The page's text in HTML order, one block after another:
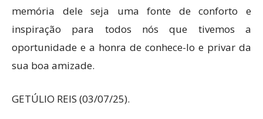
memória dele seja uma fonte de conforto e
inspiração para todos nós que tivemos a
oportunidade e a honra de conhece-lo e privar da
sua boa amizade.
GETÚLIO REIS (03/07/25).